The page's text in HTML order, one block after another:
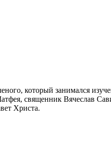
который занимался
священник Вячеслав
Христа.